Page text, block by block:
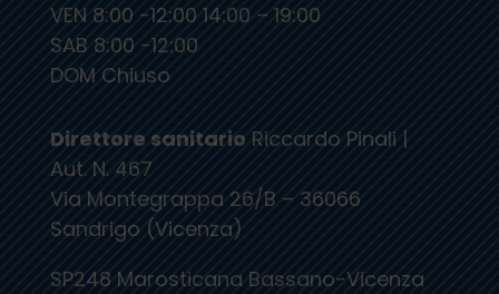
VEN 8:00 -12:00 14:00 – 19:00
SAB 8:00 -12:00
DOM Chiuso
Direttore sanitario Riccardo Pinali |
Aut. N. 467
Via Montegrappa 26/B – 36066
Sandrigo (Vicenza)
SP248 Marosticana Bassano-Vicenza